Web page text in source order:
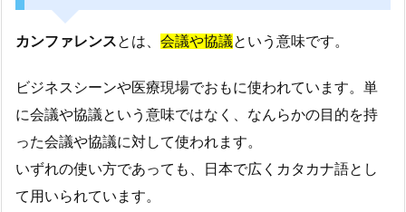
カンファレンスとは、 会議や協議という意味です。
ビジネスシーンや医療現場でおもに使われています。単
に会議や協議という意味ではなく、なんらかの目的を持
った会議や協議に対して使われます。
いずれの使い方であっても、日本で広くカタカナ語とし
て用いられています。